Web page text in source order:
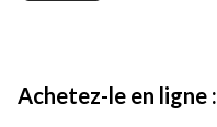
Achetez-le en ligne :